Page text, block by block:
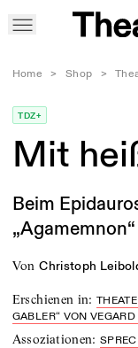
Home > Shop >
TDZ+
Mit
Beim
von Christoph
Erschienen in:
GABLER“ VON
Assoziationen: